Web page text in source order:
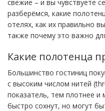
свежие – и вы чувствуете
разберёмся, какие
отелях, как их правильно
также почему это важно
Какие полотенца
Большинство гостиниц
с высоким числом нитей
показатель, тем плотнее и
быстро сохнут, но могут